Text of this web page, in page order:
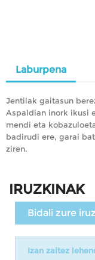
Laburpena
Jentilak gaitasun
Aspaldian inork ikusi
mendi eta
badirudi ere, garai
ziren.
IRUZKINAK
Bidali zure
Izan zaitez